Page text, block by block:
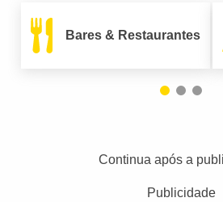
Bares & Restaurantes
Continua após a
Publicidade